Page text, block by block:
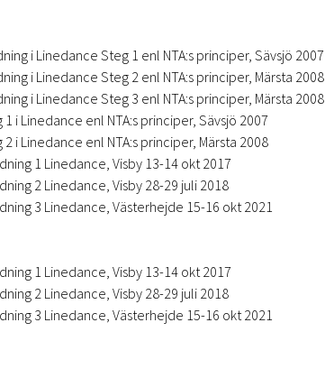
i Linedance Steg 1 enl NTA:s principer, Sävsjö 2007
i Linedance Steg 2 enl NTA:s principer, Märsta 2008
i Linedance Steg 3 enl NTA:s principer, Märsta 2008
1 i Linedance enl NTA:s principer, Sävsjö 2007
2 i Linedance enl NTA:s principer, Märsta 2008
1 Linedance, Visby 13-14 okt 2017
2 Linedance, Visby 28-29 juli 2018
3 Linedance, Västerhejde 15-16 okt 2021
1 Linedance, Visby 13-14 okt 2017
2 Linedance, Visby 28-29 juli 2018
3 Linedance, Västerhejde 15-16 okt 2021